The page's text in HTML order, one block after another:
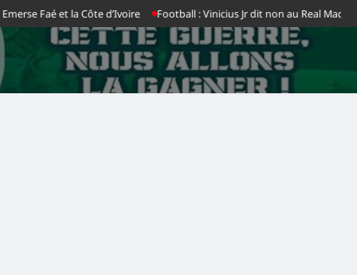
la Côte d’Ivoire Football : Vinicius Jr dit non au Real Madrid, le club